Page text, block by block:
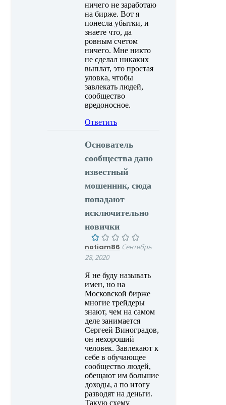
ничего не заработаю
на бирже. Вот я
понесла убытки, и
знаете что, да
ровным счетом
ничего. Мне никто
не сделал никаких
выплат, это простая
уловка, чтобы
завлекать людей,
сообщество
вредоносное.
Ответить
Основатель
сообщества дано
известный
мошенник, сюда
попадают
исключительно
новички
notiam86 Сентябрь
28, 2020
Я не буду называть
имен, но на
Московской бирже
многие трейдеры
знают, чем на самом
деле занимается
Сергеей Виноградов,
он нехороший
человек. Завлекают к
себе в обучающее
сообщество людей,
обещают им большие
доходы, а по итогу
разводят на деньги.
Такую схему